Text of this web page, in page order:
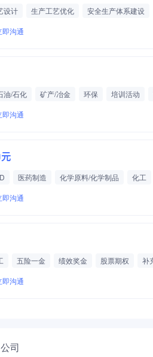
设计 生产工艺优化 安全生产体系建设
即沟通
油/石化 矿产/冶金 环保 培训活动
即沟通
医药制造 化学原料/化学制品
化工
即沟通
五险一金 绩效奖金 股票期权 补
即沟通
司